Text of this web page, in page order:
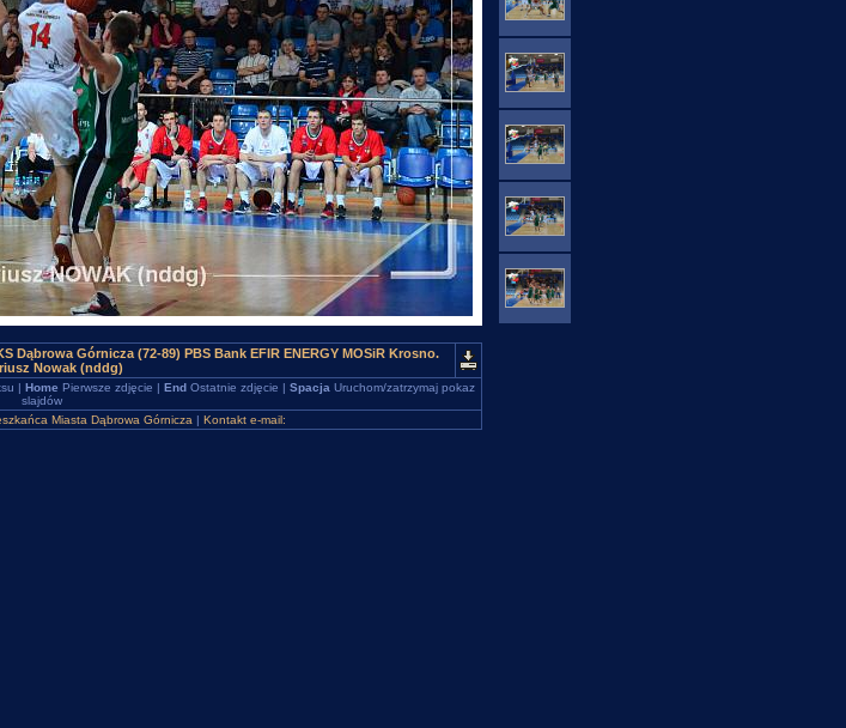
Dąbrowa Górnicza (72-89) PBS Bank EFIR ENERGY MOSiR Krosno.
Nowak (nddg)
| Home Pierwsze zdjęcie | EndOstatnie zdjęcie | Spacja Uruchom/zatrzymaj pokaz
slajdów
Miasta Dąbrowa Górnicza | Kontakt e-mail: